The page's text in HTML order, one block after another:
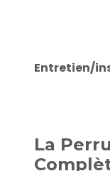
Entretien/
La